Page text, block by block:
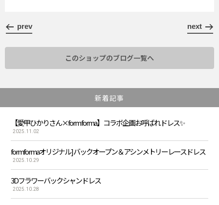
prev next
このショップのブログ一覧へ
新着記事
【愛甲ひかりさん×form forma】コラボ企画お呼ばれドレス✨
2025.11.02
formformaオリジナル] バックオープン＆アシンメトリーレースドレス
2025.10.29
3Dフラワーバックシャンドレス
2025.10.28